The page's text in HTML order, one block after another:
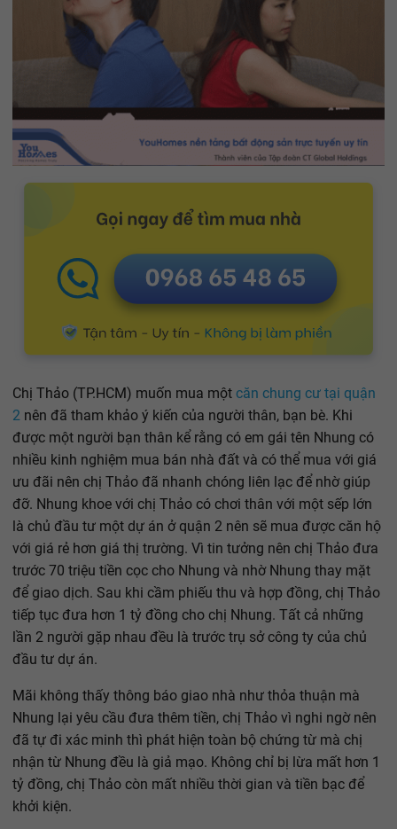
Chị Thảo (TP.HCM) muốn mua một căn chung cư tại quận
2 nên đã tham khảo ý kiến của người thân, bạn bè. Khi
được một người bạn thân kể rằng có em gái tên Nhung có
nhiều kinh nghiệm mua bán nhà đất và có thể mua với giá
ưu đãi nên chị Thảo đã nhanh chóng liên lạc để nhờ giúp
đỡ. Nhung khoe với chị Thảo có chơi thân với một sếp lớn
là chủ đầu tư một dự án ở quận 2 nên sẽ mua được căn hộ
với giá rẻ hơn giá thị trường. Vì tin tưởng nên chị Thảo đưa
trước 70 triệu tiền cọc cho Nhung và nhờ Nhung thay mặt
để giao dịch. Sau khi cầm phiếu thu và hợp đồng, chị Thảo
tiếp tục đưa hơn 1 tỷ đồng cho chị Nhung. Tất cả những
lần 2 người gặp nhau đều là trước trụ sở công ty của chủ
đầu tư dự án.
Mãi không thấy thông báo giao nhà như thỏa thuận mà
Nhung lại yêu cầu đưa thêm tiền, chị Thảo vì nghi ngờ nên
đã tự đi xác minh thì phát hiện toàn bộ chứng từ mà chị
nhận từ Nhung đều là giả mạo. Không chỉ bị lừa mất hơn 1
tỷ đồng, chị Thảo còn mất nhiều thời gian và tiền bạc để
khởi kiện.